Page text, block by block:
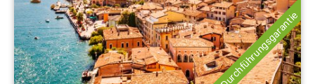
Durchführungsgarantie